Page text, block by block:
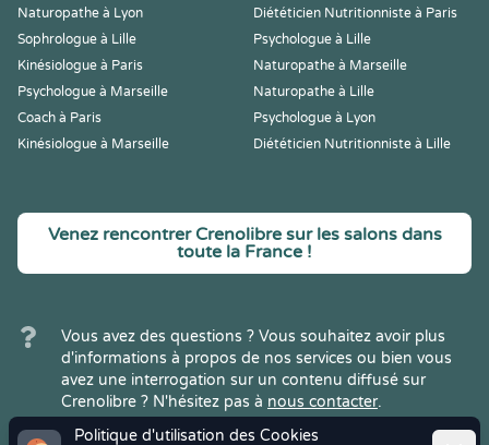
Politique d'utilisation des Cookies
Naturopathe à Lyon
Diététicien Nutritionniste à Paris
Sophrologue à Lille
Psychologue à Lille
Kinésiologue à Paris
Naturopathe à Marseille
Psychologue à Marseille
Naturopathe à Lille
Coach à Paris
Psychologue à Lyon
Kinésiologue à Marseille
Diététicien Nutritionniste à Lille
Venez rencontrer Crenolibre sur les salons dans
toute la France !
Vous avez des questions ? Vous souhaitez avoir plus
d'informations à propos de nos services ou bien vous
avez une interrogation sur un contenu diffusé sur
Crenolibre ? N'hésitez pas à nous contacter.